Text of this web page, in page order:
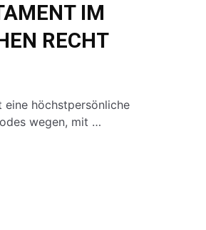
IM
RECHT
eine höchstpersönliche
wegen, mit …